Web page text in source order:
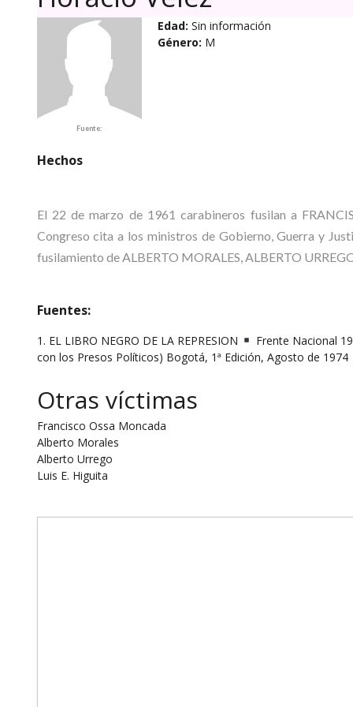
Fuente:
Edad: Sin información
Género: M
Hechos
El 22 de marzo de 1961 carabineros fusilan a
Congreso cita a los ministros de Gobierno, Guerra y
fusilamiento de ALBERTO MORALES, ALBERTO
Fuentes:
1. EL LIBRO NEGRO DE LA REPRESION
Frente Nacional
con los Presos Políticos) Bogotá, 1ª Edición, Agosto de 1974
Otras víctimas
Francisco Ossa Moncada
Alberto Morales
Alberto Urrego
Luis E. Higuita